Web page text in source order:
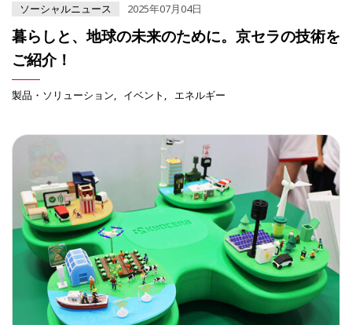
ソーシャルニュース 2025年07月04日
暮らしと、地球の未来のために。京セラの技術を
ご紹介！
製品・ソリューション イベント エネルギー